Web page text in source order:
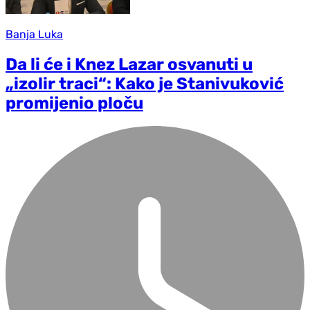
Banja Luka
Da li će i Knez Lazar osvanuti u
„izolir traci“: Kako je Stanivuković
promijenio ploču